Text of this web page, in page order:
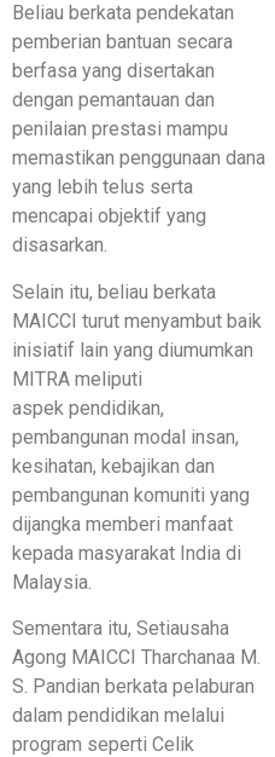
Beliau berkata pendekatan
pemberian bantuan secara
berfasa yang disertakan
dengan pemantauan dan
penilaian prestasi mampu
memastikan penggunaan dana
yang lebih telus serta
mencapai objektif yang
disasarkan.
Selain itu, beliau berkata
MAICCI turut menyambut baik
inisiatif lain yang diumumkan
MITRA meliputi
aspek pendidikan,
pembangunan modal insan,
kesihatan, kebajikan dan
pembangunan komuniti yang
dijangka memberi manfaat
kepada masyarakat India di
Malaysia.
Sementara itu, Setiausaha
Agong MAICCI Tharchanaa M.
S. Pandian berkata pelaburan
dalam pendidikan melalui
program seperti Celik